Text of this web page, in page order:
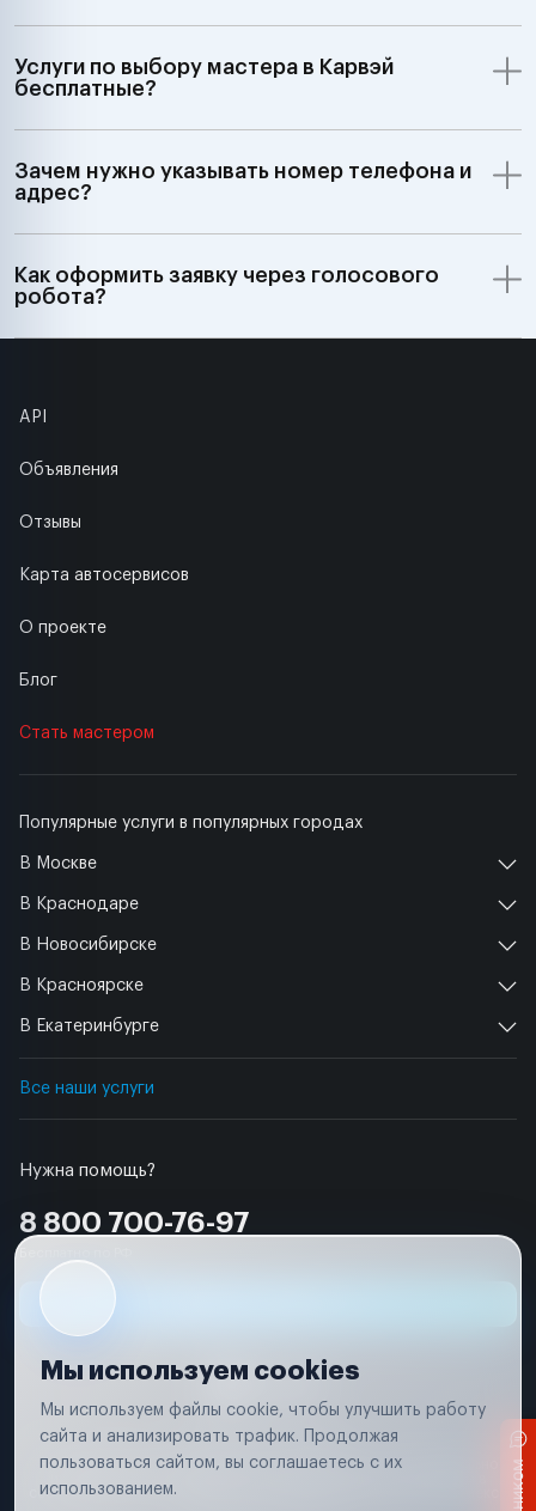
Услуги по выбору мастера в Карвэй
бесплатные?
Зачем нужно указывать номер телефона и
адрес?
Как оформить заявку через голосового
робота?
Нужна помощь?
8 800 700-76-97
Популярные услуги в популярных городах
В Москве
В Краснодаре
В Новосибирске
В Красноярске
В Екатеринбурге
Все наши услуги
API
Объявления
Отзывы
Карта автосервисов
О проекте
Блог
Стать мастером
Условия использования
Вся информация, представленная на сайте, носит исключительно
соответствии с положениями статьи 437 (п. 2) Гражданского кодекса
Мы используем cookies
Мы используем файлы cookie, чтобы улучшить работу
сайта и анализировать трафик. Продолжая
пользоваться сайтом, вы соглашаетесь с их
использованием.